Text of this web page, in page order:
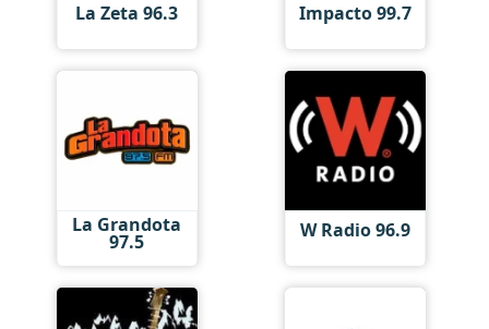
La Zeta 96.3 Impacto 99.7
La Grandota
97.5 W Radio 96.9